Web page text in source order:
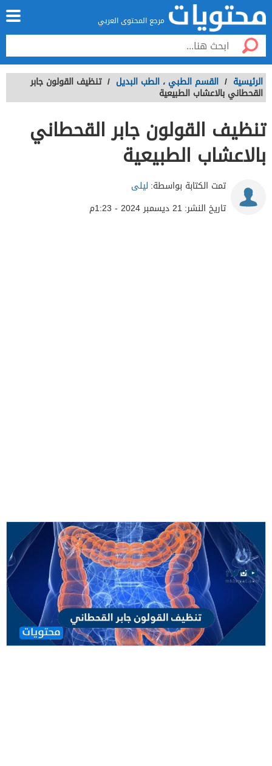
مرجع المحتوى العربي
الرئيسية / القسم الطبي ، الطب البديل / تنظيف القولون جابر
القحطاني بالاعشاب الطبيعية
تنظيف القولون جابر القحطاني
بالاعشاب الطبيعية
تمت الكتابة بواسطة: ليلى
تاريخ النشر: 21 ديسمبر 2024 - 1:23م